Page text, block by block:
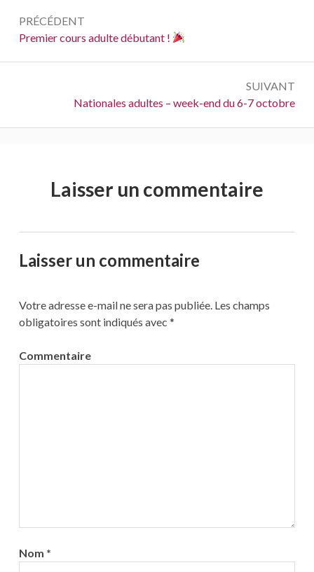
Navigation
de
l’article
PRÉCÉDENT
Précédent :
Premier cours adulte débutant !
SUIVANT
Suivant :
Nationales adultes – week-end du 6-7 octobre
Laisser un commentaire
Laisser un commentaire
Votre adresse e-mail ne sera pas publiée. Les champs
obligatoires sont indiqués avec *
Commentaire
Nom *